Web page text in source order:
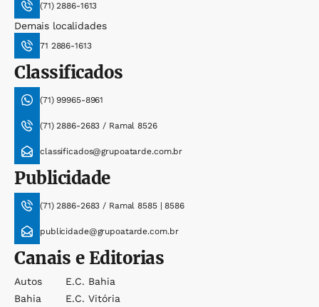
(71) 2886-1613
Demais localidades
71 2886-1613
Classificados
(71) 99965-8961
(71) 2886-2683 / Ramal 8526
classificados@grupoatarde.com.br
Publicidade
(71) 2886-2683 / Ramal 8585 | 8586
publicidade@grupoatarde.com.br
Canais e Editorias
Autos
Bahia
E.c. Bahia
E.c. Vitória